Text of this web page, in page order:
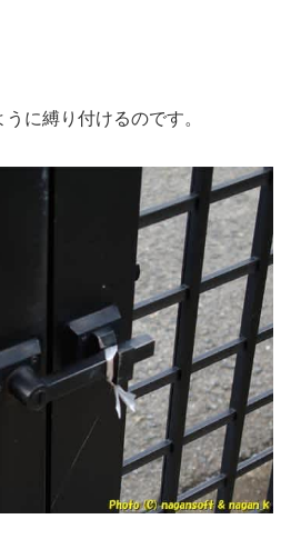
に縛り付けるのです。